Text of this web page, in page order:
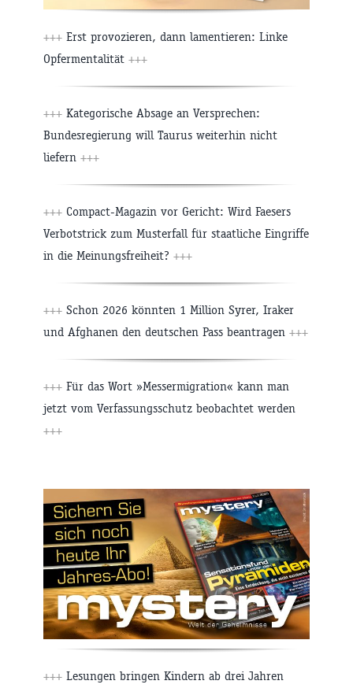
+++ Erst provozieren, dann lamentieren: Linke
Opfermentalität +++
+++ Kategorische Absage an Versprechen:
Bundesregierung will Taurus weiterhin nicht
liefern +++
+++ Compact-Magazin vor Gericht: Wird Faesers
Verbotstrick zum Musterfall für staatliche Eingriffe
in die Meinungsfreiheit? +++
+++ Schon 2026 könnten 1 Million Syrer, Iraker
und Afghanen den deutschen Pass beantragen +++
+++ Für das Wort »Messermigration« kann man
jetzt vom Verfassungsschutz beobachtet werden
+++
+++ Lesungen bringen Kindern ab drei Jahren